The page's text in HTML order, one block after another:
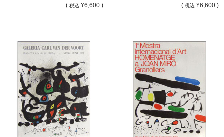
( 税込 ¥6,600 ) ( 税込 ¥6,600 )